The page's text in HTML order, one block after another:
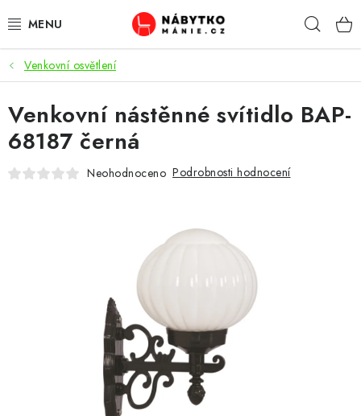
na
OBÝVACÍ POKOJ
KUCHYŇ A JÍDELNA
LOŽNICE
CHOVATELSKÉ POTŘEBY
DOPLŇKY A DEKORACE
Venkovní osvětlení
Venkovní nástěnné svítidlo BAP-
68187 černá
Neohodnoceno Podrobnosti hodnocení